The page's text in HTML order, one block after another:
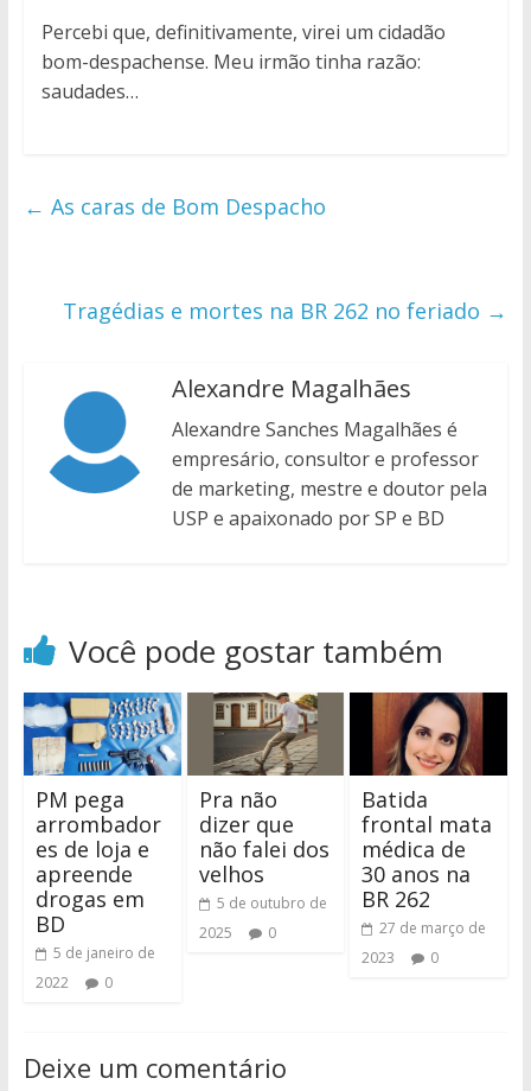
Percebi que, definitivamente, virei um cidadão
bom-despachense. Meu irmão tinha razão:
saudades…
← As caras de Bom Despacho
Tragédias e mortes na BR 262 no feriado →
Alexandre Magalhães
Alexandre Sanches Magalhães é
empresário, consultor e professor
de marketing, mestre e doutor pela
USP e apaixonado por SP e BD
Você pode gostar também
PM pega
arrombador
es de loja e
apreende
drogas em
BD
5 de janeiro de
2022
0
Pra não
dizer que
não falei dos
velhos
5 de outubro de
2025
0
Batida
frontal mata
médica de
30 anos na
BR 262
27 de março de
2023
0
Deixe um comentário